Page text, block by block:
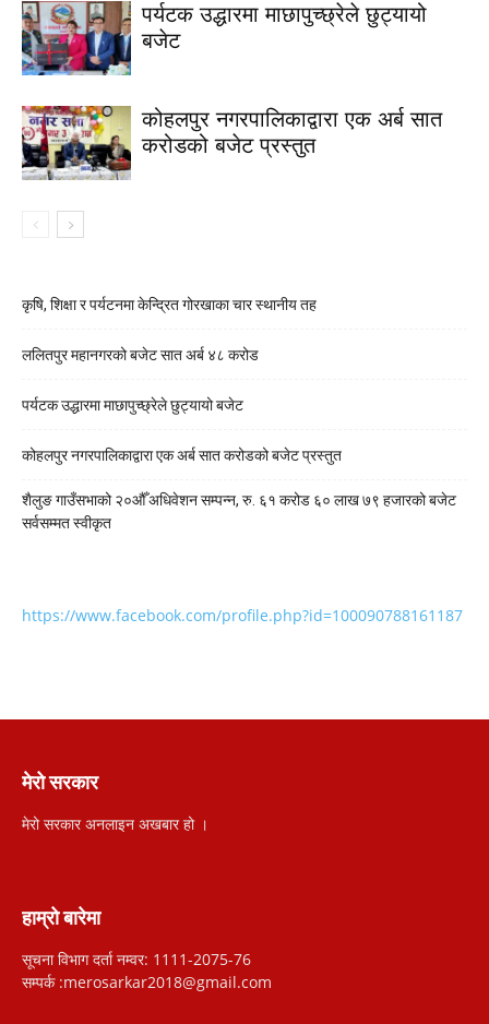
पर्यटक उद्धारमा माछापुच्छ्रेले छुट्यायो
बजेट
कोहलपुर नगरपालिकाद्वारा एक अर्ब सात
करोडको बजेट प्रस्तुत
कृषि, शिक्षा र पर्यटनमा केन्द्रित गोरखाका चार स्थानीय तह
ललितपुर महानगरको बजेट सात अर्ब ४८ करोड
पर्यटक उद्धारमा माछापुच्छ्रेले छुट्यायो बजेट
कोहलपुर नगरपालिकाद्वारा एक अर्ब सात करोडको बजेट प्रस्तुत
शैलुङ गाउँसभाको २०औँ अधिवेशन सम्पन्न, रु. ६१ करोड ६० लाख ७९ हजारको बजेट
सर्वसम्मत स्वीकृत
https://www.facebook.com/profile.php?id=100090788161187
मेरो सरकार
मेरो सरकार अनलाइन अखबार हो ।
हाम्रो बारेमा
सूचना विभाग दर्ता नम्वर: 1111-2075-76
सम्पर्क :merosarkar2018@gmail.com